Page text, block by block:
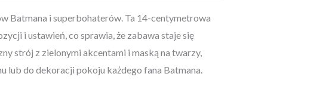
Batmana i superbohaterów. Ta 14-centymetrowa
i ustawień, co sprawia, że zabawa staje się
strój z zielonymi akcentami i maską na twarzy,
lub do dekoracji pokoju każdego fana Batmana.